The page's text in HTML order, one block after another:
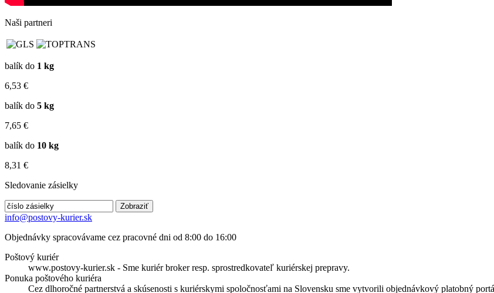
Naši partneri
balík do 1 kg
6,53 €
balík do 5 kg
7,65 €
balík do 10 kg
8,31 €
Sledovanie zásielky
info@postovy-kurier.sk
Objednávky spracovávame cez pracovné dni od 8:00 do 16:00
Poštový kuriér
www.postovy-kurier.sk - Sme kuriér broker resp. sprostredkovateľ kuriérskej prepravy.
Ponuka poštového kuriéra
Cez dlhoročné partnerstvá a skúsenosti s kuriérskymi spoločnosťami na Slovensku sme vytvorili objednávkový platobný